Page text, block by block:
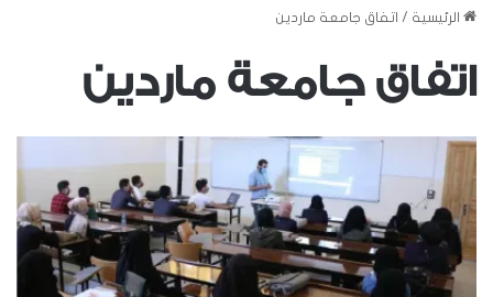
الرئيسية / اتفاق جامعة ماردين
اتفاق جامعة ماردين